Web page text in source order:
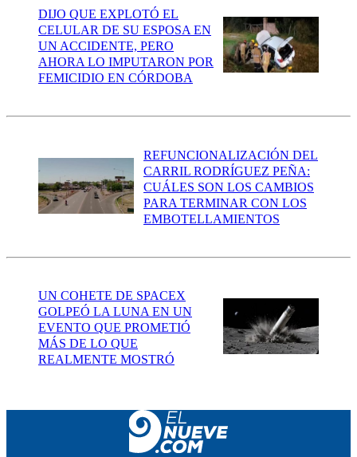
DIJO QUE EXPLOTÓ EL
CELULAR DE SU ESPOSA EN
UN ACCIDENTE, PERO
AHORA LO IMPUTARON POR
FEMICIDIO EN CÓRDOBA
REFUNCIONALIZACIÓN DEL
CARRIL RODRÍGUEZ PEÑA:
CUÁLES SON LOS CAMBIOS
PARA TERMINAR CON LOS
EMBOTELLAMIENTOS
UN COHETE DE SPACEX
GOLPEÓ LA LUNA EN UN
EVENTO QUE PROMETIÓ
MÁS DE LO QUE
REALMENTE MOSTRÓ